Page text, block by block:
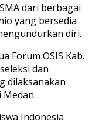
dari berbagai
yang bersedia
diri.
Forum OSIS Kab.
dan
dilaksanakan
Medan.
Indonesia